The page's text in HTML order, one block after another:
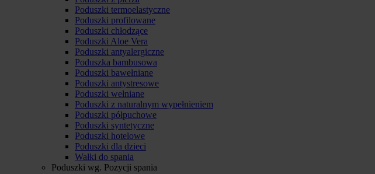
Poduszki termoelastyczne
Poduszki profilowane
Poduszki chłodzące
Poduszki Aloe Vera
Poduszki antyalergiczne
Poduszka bambusowa
Poduszki bawełniane
Poduszki antystresowe
Poduszki wełniane
Poduszki z naturalnym wypełnieniem
Poduszki półpuchowe
Poduszki syntetyczne
Poduszki hotelowe
Poduszki dla dzieci
Wałki do spania
Poduszki wg. Pozycji spania